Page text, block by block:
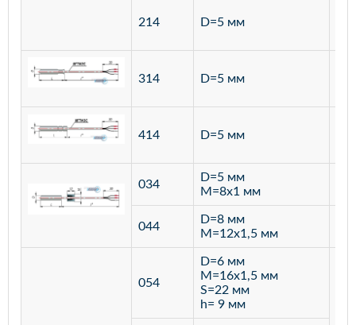
214 D=5 мм
314 D=5 мм
414 D=5 мм
034
D=5 мм
M=8х1 мм
044
D=8 мм
M=12х1,5 мм
054
D=6 мм
M=16х1,5 мм
S=22 мм
h= 9 мм